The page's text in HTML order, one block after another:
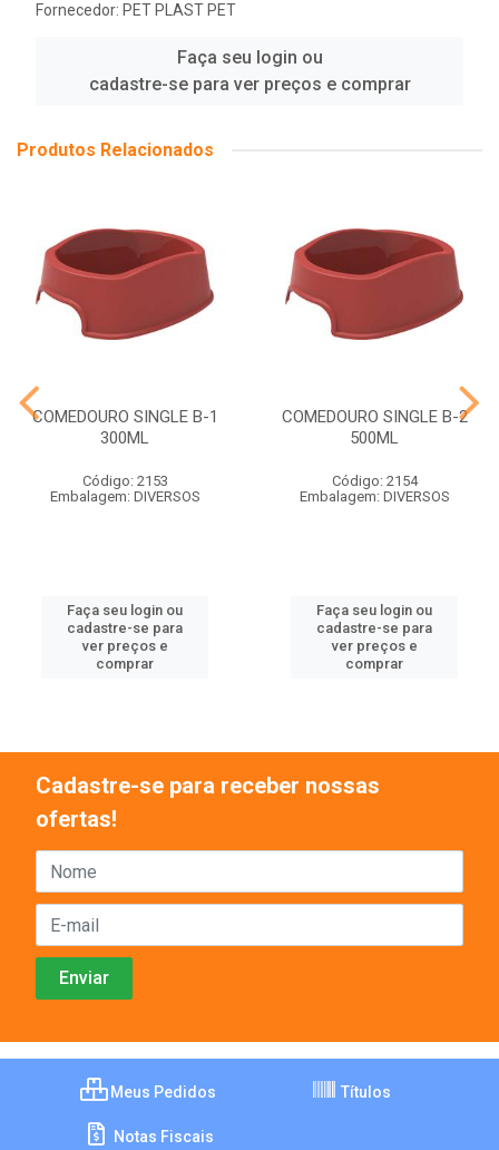
Fornecedor: PET PLAST PET
Faça seu login ou
cadastre-se para ver preços e comprar
Produtos Relacionados
COMEDOURO SINGLE B-1
300ML
Código: 2153
Embalagem: DIVERSOS
Faça seu login ou
cadastre-se para
ver preços e
comprar
COMEDOURO SINGLE B-2
500ML
Código: 2154
Embalagem: DIVERSOS
Faça seu login ou
cadastre-se para
ver preços e
comprar
Cadastre-se para receber nossas
ofertas!
Meus Pedidos Títulos
Notas Fiscais